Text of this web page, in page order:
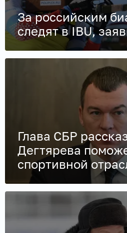
За российским
следят в IBU,
Глава СБР
Дегтярева
спортивной